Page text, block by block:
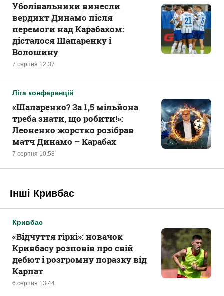
7 серпня 12:37
Уболівальники винесли
вердикт Динамо після
перемоги над Карабахом:
дісталося Шапаренку і
Волошину
Ліга конференцій
7 серпня 10:58
«Шапаренко? За 1,5 мільйона
треба знати, що робити!»:
Леоненко жорстко розібрав
матч Динамо – Карабах
Інші Кривбас
Кривбас
6 серпня 13:44
«Відчуття гіркі»: новачок
Кривбасу розповів про свій
дебют і розгромну поразку від
Карпат